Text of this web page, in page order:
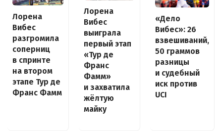
Лорена
Вибес
разгромила
соперниц
в спринте
на втором
этапе Тур де
Франс Фамм
Лорена
Вибес
выиграла
первый этап
«Тур де
Франс
Фамм»
и захватила
жёлтую
майку
«Дело
Вибес»: 26
взвешиваний,
50 граммов
разницы
и судебный
иск против
UCI